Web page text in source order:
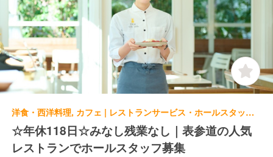
洋食・西洋料理, カフェ | レストランサービス・ホールスタッフ | DEK DEK青山
☆年休118日☆みなし残業なし｜表参道の人気
レストランでホールスタッフ募集